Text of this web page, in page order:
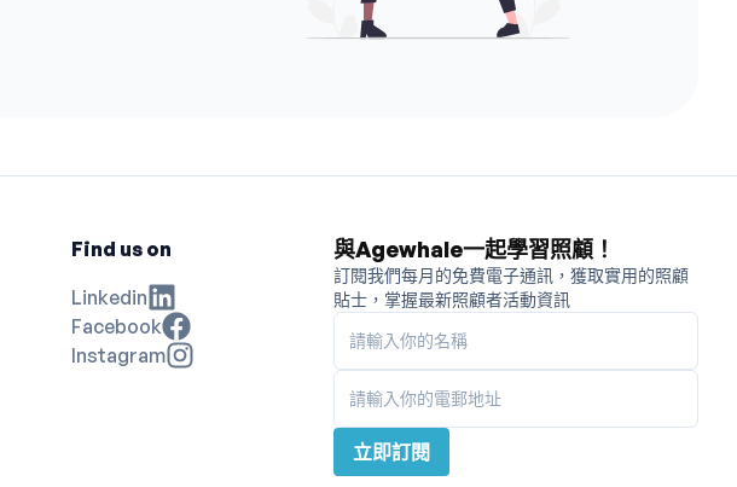
Find us on
Linkedin
Facebook
Instagram
與Agewhale一起學習照顧！
訂閱我們每月的免費電子通訊，獲取實用的照顧
貼士，掌握最新照顧者活動資訊
請輸入你的名稱
請輸入你的電郵地址
立即訂閱